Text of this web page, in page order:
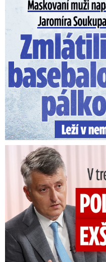
Maskovaní muži napadli
V trezoru měl 80 milionů: